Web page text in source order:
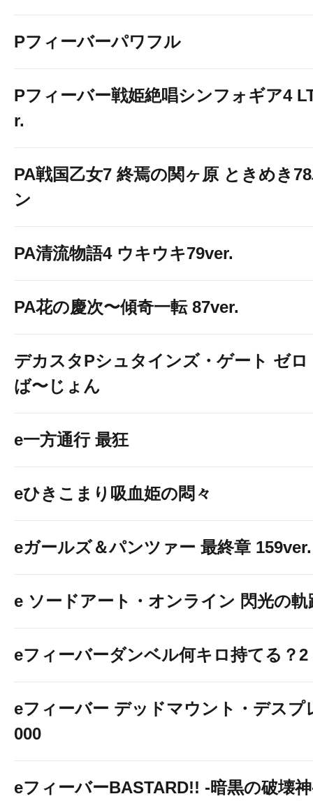
Pフィーバーパワフル
Pフィーバー戦姫絶唱シンフォギア4
r.
PA戦国乙女7 終焉の関ヶ原 ときめき
ン
PA清流物語4 ウキウキ79ver.
PA花の慶次〜傾奇一転 87ver.
デカスタPシュタインズ・ゲート ゼ
ば〜じょん
e一方通行 最狂
eひきこまり吸血姫の悶々
eガールズ＆パンツァー 最終章 159ver.
e ソードアート・オンライン 閃光の軌
eフィーバーダンベル何キロ持てる？2
eフィーバー デッドマウント・デスプ
000
eフィーバーBASTARD!! -暗黒の破壊